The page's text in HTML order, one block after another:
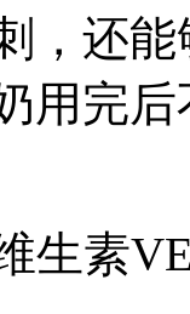
，还
用完
生素